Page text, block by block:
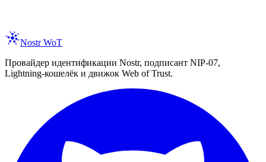
Nostr WoT
Провайдер идентификации Nostr, подписант NIP-07,
Lightning-кошелёк и движок Web of Trust.